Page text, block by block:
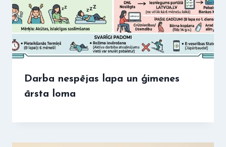
Darba nespējas lapa un ģimenes
ārsta loma